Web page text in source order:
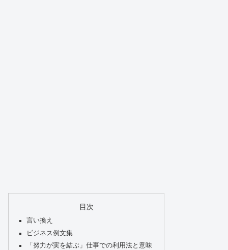
目次
言い換え
ビジネス例文集
「努力が実を結ぶ」仕事での利用法と意味